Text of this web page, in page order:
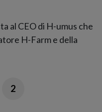
al CEO di H-umus che
H-Farm e della
2